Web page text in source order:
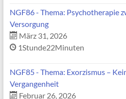
NGF86 - Thema: Psychotherapie
Versorgung
März 31, 2026
1Stunde22Minuten
NGF85 - Thema: Exorzismus –
Vergangenheit
Februar 26, 2026